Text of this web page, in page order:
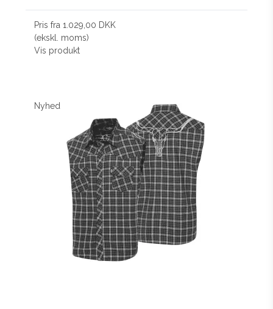
Pris fra1.029,00 DKK
(ekskl. moms)
Vis produkt
Nyhed